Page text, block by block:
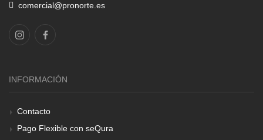
comercial@pronorte.es
INFORMACIÓN
Contacto
Pago Flexible con seQura